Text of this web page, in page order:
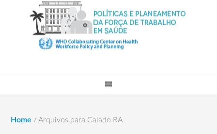
Home / Arquivos para Calado RA